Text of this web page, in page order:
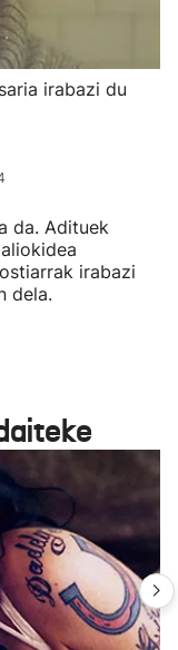
irabazi du
da. Adituek
irabazi
dela.